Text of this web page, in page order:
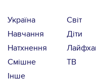
Україна
Світ
Навчання
Діти
Натхнення
Смішне
ТВ
Інше